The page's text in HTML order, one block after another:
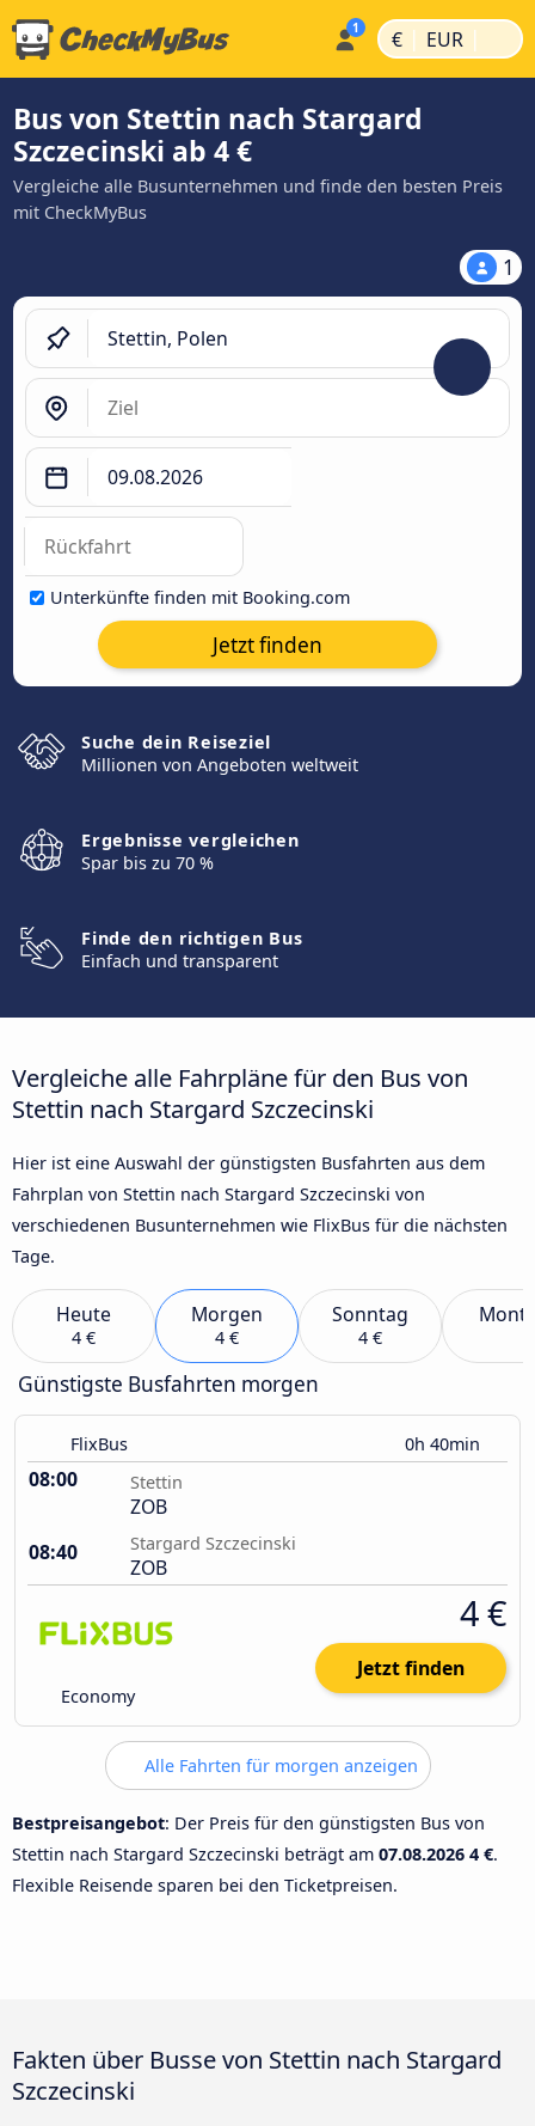
€ | EUR |
Bus von Stettin nach Stargard
Szczecinski ab 4 €
Vergleiche alle Busunternehmen und finde den besten Preis
mit CheckMyBus
1
Unterkünfte finden mit Booking.com
Jetzt finden
Suche dein Reiseziel
Millionen von Angeboten weltweit
Ergebnisse vergleichen
Spar bis zu 70 %
Finde den richtigen Bus
Einfach und transparent
Vergleiche alle Fahrpläne für den Bus von
Stettin nach Stargard Szczecinski
Hier ist eine Auswahl der günstigsten Busfahrten aus dem
Fahrplan von Stettin nach Stargard Szczecinski von
verschiedenen Busunternehmen wie FlixBus für die nächsten
Tage.
Heute
4 €
Morgen
4 €
Sonntag
4 €
Günstigste Busfahrten morgen
FlixBus 0h 40min
08:00 Stettin
ZOB
08:40
Stargard Szczecinski
ZOB
Economy
4 €
Jetzt finden
Alle Fahrten für morgen anzeigen
Bestpreisangebot: Der Preis für den günstigsten Bus von
Stettin nach Stargard Szczecinski beträgt am 07.08.2026 4 €.
Flexible Reisende sparen bei den Ticketpreisen.
Fakten über Busse von Stettin nach Stargard
Szczecinski